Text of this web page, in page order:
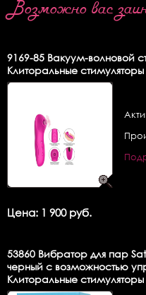
Возможно вас
9169-85 Вакуум-волновой
Клиторальные стимуляторы
Цена: 1 900 руб.
53860 Вибратор для пар
черный с возможностью
Клиторальные стимуляторы